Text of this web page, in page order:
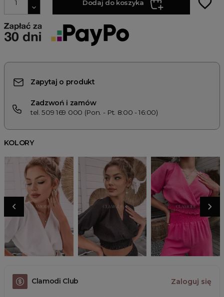
Dodaj do koszyka
Zapytaj o produkt
Zadzwoń i zamów
tel. 509 169 000 (Pon. - Pt. 8:00 - 16:00)
KOLORY
Clamodi Club Zaloguj się